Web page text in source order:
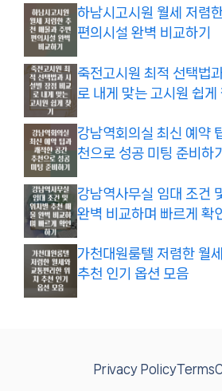
하남시고시원 월세 저렴
편의시설 완벽 비교하기
죽전고시원 최적 선택법
로 내게 맞는 고시원 쉽게
강남역회의실 최신 예약
천으로 성공 미팅 준비하기
강남역사무실 임대 조건
완벽 비교하며 빠르게 확
가천대원룸텔 저렴한 월
추천 인기 옵션 모음
Privacy PolicyTerms